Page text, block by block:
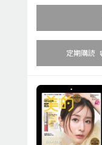
定期購読